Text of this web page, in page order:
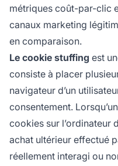
métriques coût-par-clic
canaux marketing
en comparaison.
Le cookie stuffing est
consiste à placer
navigateur d’un
consentement.
cookies sur l’ordinateur
achat ultérieur effectué
réellement interagi ou